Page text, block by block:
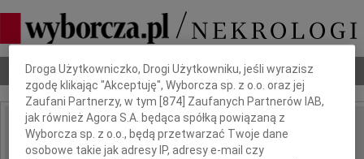
Nekrologi Odeszli Poradnik pogrzebowy
IMIĘ I NAZWISKO: Ryszard Malina
Dbamy o Twoją prywatność
Droga Użytkowniczko, Drogi Użytkowniku, jeśli wyrazisz
zgodę klikając "Akceptuję", Wyborcza sp. z o.o. oraz jej
Zaufani Partnerzy, w tym [874 ] Zaufanych Partnerów IAB,
jak również Agora S.A. będąca spółką powiązaną z
Wyborcza sp. z o.o., będą przetwarzać Twoje dane
osobowe takie jak adresy IP, adresy e-mail czy